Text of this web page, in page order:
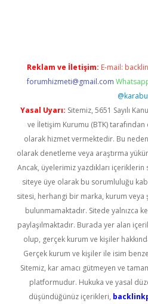
Reklam ve İletişim: E-mail:
forumhizmeti@gmail.com
Yasal Uyarı: Sitemiz, 5651 Sayılı
ve İletişim Kurumu (BTK) tarafından
olarak hizmet vermektedir. Bu
olarak denetleme veya araştırma
Ancak, üyelerimiz yazdıkları
siteye üye olarak bu sorumluluğu
sitesi, herhangi bir marka, kurum veya
bulunmamaktadır. Sitede yalnızca
paylaşılmaktadır. Burada yer alan
olup, gerçek kurum ve kişiler
Gerçek kurum ve kişiler ile isim
Sitemiz, kar amacı gütmeyen ve
platformudur. Hukuka ve yasal
düşündüğünüz içerikleri,